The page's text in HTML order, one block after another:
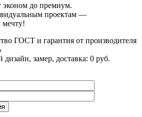
эконом до премиум.
проектам —
ГОСТ и гарантия от производителя
замер, доставка: 0 руб.